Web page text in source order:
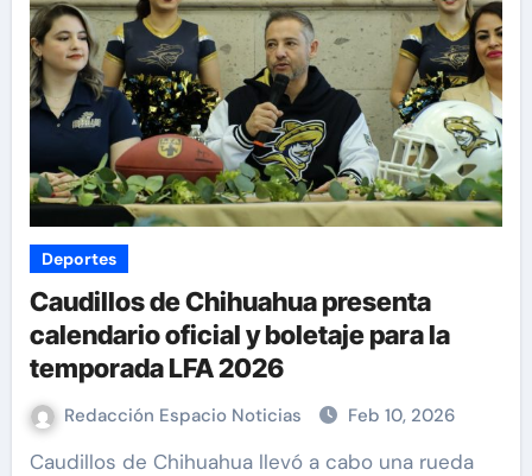
Deportes
Caudillos de Chihuahua presenta
calendario oficial y boletaje para la
temporada LFA 2026
Redacción Espacio Noticias Feb 10, 2026
Caudillos de Chihuahua llevó a cabo una rueda